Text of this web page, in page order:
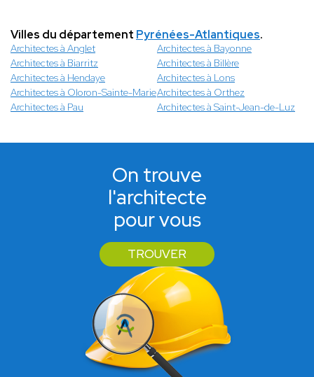
Villes du département Pyrénées-Atlantiques.
Architectes à Anglet
Architectes à Bayonne
Architectes à Biarritz
Architectes à Billère
Architectes à Hendaye
Architectes à Lons
Architectes à Oloron-Sainte-MarieArchitectes à Orthez
Architectes à Pau
Architectes à Saint-Jean-de-Luz
On trouve
l'architecte
pour vous
TROUVER